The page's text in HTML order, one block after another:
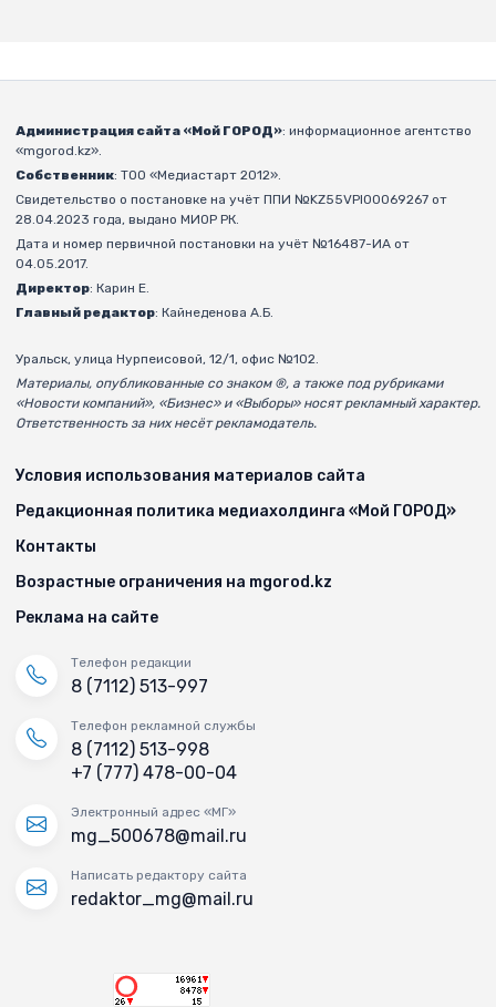
Администрация сайта «Мой ГОРОД»: информационное агентство
«mgorod.kz».
Собственник: ТОО «Медиастарт 2012».
Свидетельство о постановке на учёт ППИ №KZ55VPI00069267 от
28.04.2023 года, выдано МИОР РК.
Дата и номер первичной постановки на учёт №16487-ИА от
04.05.2017.
Директор: Карин Е.
Главный редактор: Кайнеденова А.Б.
Уральск, улица Нурпеисовой, 12/1, офис №102.
Материалы, опубликованные со знаком ®, а также под рубриками
«Новости компаний», «Бизнес» и «Выборы» носят рекламный характер.
Ответственность за них несёт рекламодатель.
Условия использования материалов сайта
Редакционная политика медиахолдинга «Мой ГОРОД»
Контакты
Возрастные ограничения на mgorod.kz
Реклама на сайте
Телефон редакции
8 (7112) 513-997
Телефон рекламной службы
8 (7112) 513-998
+7 (777) 478-00-04
Электронный адрес «МГ»
mg_500678@mail.ru
Написать редактору сайта
redaktor_mg@mail.ru